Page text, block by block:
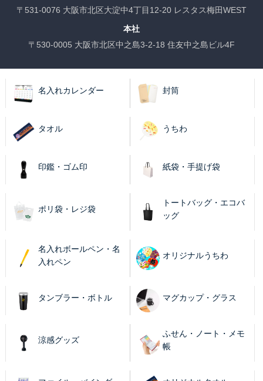
〒531-0076 大阪市北区大淀中4丁目12-20 レスタス梅田WEST
本社
〒530-0005 大阪市北区中之島3-2-18 住友中之島ビル4F
名入れカレンダー 封筒
タオル うちわ
印鑑・ゴム印 紙袋・手提げ袋
ポリ袋・レジ袋
トートバッグ・エコバ
ッグ
名入れボールペン・名
入れペン
オリジナルうちわ
タンブラー・ボトル マグカップ・グラス
涼感グッズ
ふせん・ノート・メモ
帳